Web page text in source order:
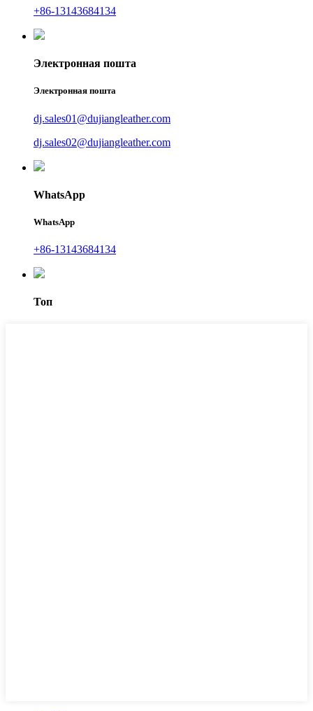
+86-13143684134
Электронная пошта
Электронная пошта
dj.sales01@dujiangleather.com
dj.sales02@dujiangleather.com
WhatsApp
WhatsApp
+86-13143684134
Топ